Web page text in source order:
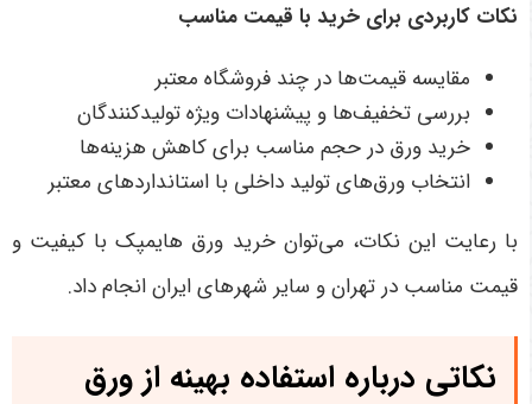
نکات کاربردی برای خرید با قیمت مناسب
مقایسه قیمت‌ها در چند فروشگاه معتبر
بررسی تخفیف‌ها و پیشنهادات ویژه تولیدکنندگان
خرید ورق در حجم مناسب برای کاهش هزینه‌ها
انتخاب ورق‌های تولید داخلی با استانداردهای معتبر
با رعایت این نکات، می‌توان خرید ورق هایمپک با کیفیت و
قیمت مناسب در تهران و سایر شهرهای ایران انجام داد.
نکاتی درباره استفاده بهینه از ورق